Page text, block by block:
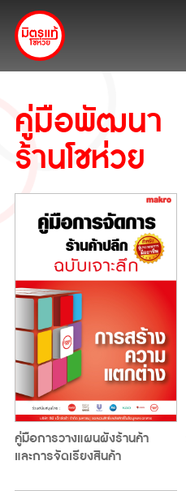
คู่มือพัฒนา
ร้านโชห่วย
คู่มือการวางแผนผังร้านค้า
และการจัดเรียงสินค้า